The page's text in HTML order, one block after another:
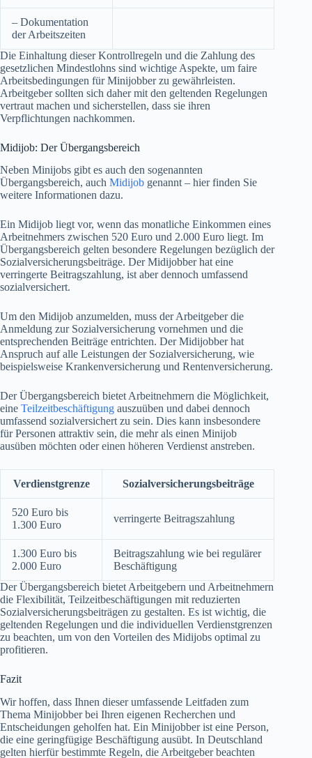
– Dokumentation
der Arbeitszeiten
Die Einhaltung dieser Kontrollregeln und die Zahlung des
gesetzlichen Mindestlohns sind wichtige Aspekte, um faire
Arbeitsbedingungen für Minijobber zu gewährleisten.
Arbeitgeber sollten sich daher mit den geltenden Regelungen
vertraut machen und sicherstellen, dass sie ihren
Verpflichtungen nachkommen.
Midijob: Der Übergangsbereich
Neben Minijobs gibt es auch den sogenannten
Übergangsbereich, auch Midijob genannt – hier finden Sie
weitere Informationen dazu.
Ein Midijob liegt vor, wenn das monatliche Einkommen eines
Arbeitnehmers zwischen 520 Euro und 2.000 Euro liegt. Im
Übergangsbereich gelten besondere Regelungen bezüglich der
Sozialversicherungsbeiträge. Der Midijobber hat eine
verringerte Beitragszahlung, ist aber dennoch umfassend
sozialversichert.
Um den Midijob anzumelden, muss der Arbeitgeber die
Anmeldung zur Sozialversicherung vornehmen und die
entsprechenden Beiträge entrichten. Der Midijobber hat
Anspruch auf alle Leistungen der Sozialversicherung, wie
beispielsweise Krankenversicherung und Rentenversicherung.
Der Übergangsbereich bietet Arbeitnehmern die Möglichkeit,
eine Teilzeitbeschäftigung auszuüben und dabei dennoch
umfassend sozialversichert zu sein. Dies kann insbesondere
für Personen attraktiv sein, die mehr als einen Minijob
ausüben möchten oder einen höheren Verdienst anstreben.
Verdienstgrenze Sozialversicherungsbeiträge
520 Euro bis
1.300 Euro
verringerte Beitragszahlung
1.300 Euro bis
2.000 Euro
Beitragszahlung wie bei regulärer
Beschäftigung
Der Übergangsbereich bietet Arbeitgebern und Arbeitnehmern
die Flexibilität, Teilzeitbeschäftigungen mit reduzierten
Sozialversicherungsbeiträgen zu gestalten. Es ist wichtig, die
geltenden Regelungen und die individuellen Verdienstgrenzen
zu beachten, um von den Vorteilen des Midijobs optimal zu
profitieren.
Fazit
Wir hoffen, dass Ihnen dieser umfassende Leitfaden zum
Thema Minijobber bei Ihren eigenen Recherchen und
Entscheidungen geholfen hat. Ein Minijobber ist eine Person,
die eine geringfügige Beschäftigung ausübt. In Deutschland
gelten hierfür bestimmte Regeln, die Arbeitgeber beachten